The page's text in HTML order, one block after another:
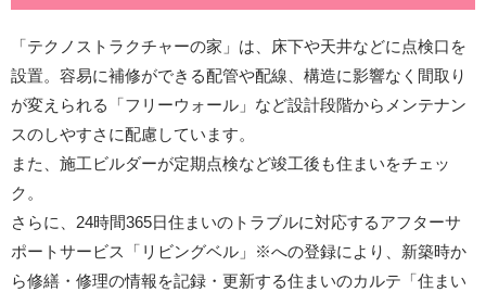
「テクノストラクチャーの家」は、床下や天井などに点検口を
設置。容易に補修ができる配管や配線、構造に影響なく間取り
が変えられる「フリーウォール」など設計段階からメンテナン
スのしやすさに配慮しています。
また、施工ビルダーが定期点検など竣工後も住まいをチェッ
ク。
さらに、24時間365日住まいのトラブルに対応するアフターサ
ポートサービス「リビングベル」※への登録により、新築時か
ら修繕・修理の情報を記録・更新する住まいのカルテ「住まい